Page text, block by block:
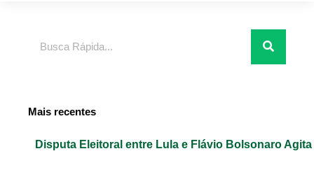
Mais recentes
Disputa Eleitoral entre Lula e Flávio Bolsonaro Agita